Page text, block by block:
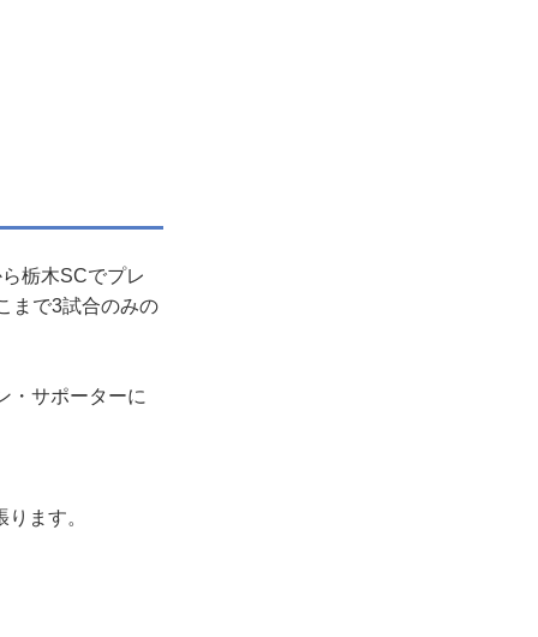
栃木SCでプレ
まで3試合のみの
・サポーターに
ます。